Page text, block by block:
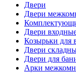
Двери
Двери
Двери
Козырьки для
Двери
Двери для
Арки